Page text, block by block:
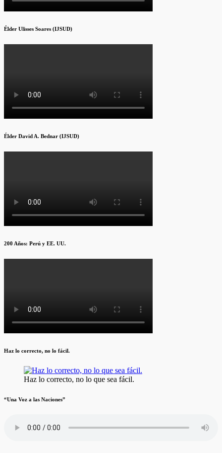
Élder Ulisses Soares (IJSUD)
Élder David A. Bednar (IJSUD)
200 Años: Perú y EE. UU.
Haz lo correcto, no lo fácil.
Haz lo correcto, no lo que sea fácil.
“Una Voz a las Naciones”